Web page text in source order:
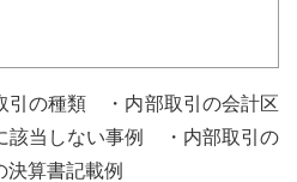
引の種類 ・内部取引の会計区
当しない事例 ・内部取引の
算書記載例